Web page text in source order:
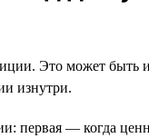
Это может быть
изнутри.
первая — когда